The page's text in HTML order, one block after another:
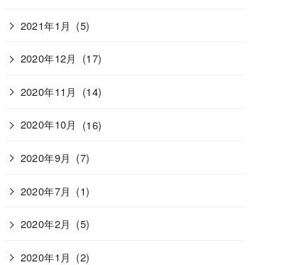
2021年1月 (5)
2020年12月 (17)
2020年11月 (14)
2020年10月 (16)
2020年9月 (7)
2020年7月 (1)
2020年2月 (5)
2020年1月 (2)